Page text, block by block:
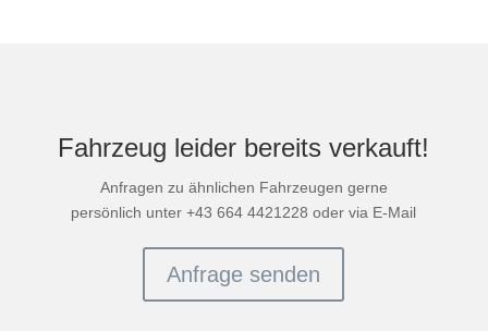
Fahrzeug leider bereits verkauft!
Anfragen zu ähnlichen Fahrzeugen gerne
persönlich unter +43 664 4421228 oder via E-Mail
Anfrage senden